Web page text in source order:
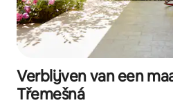
Verblijven van een
Třemešná